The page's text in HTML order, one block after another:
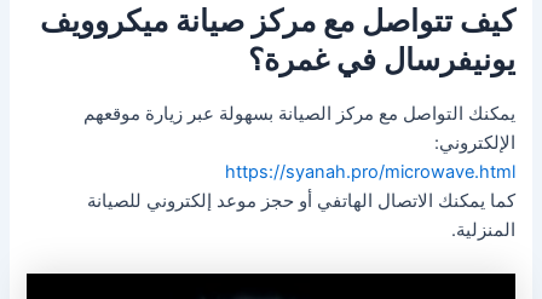
كيف تتواصل مع مركز صيانة ميكروويف
يونيفرسال في غمرة؟
يمكنك التواصل مع مركز الصيانة بسهولة عبر زيارة موقعهم
الإلكتروني:
https://syanah.pro/microwave.html
كما يمكنك الاتصال الهاتفي أو حجز موعد إلكتروني للصيانة
المنزلية.